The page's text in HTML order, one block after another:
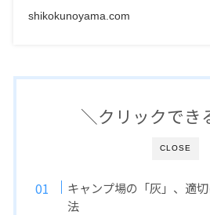
shikokunoyama.com
CLOSE
＼クリックでき
キャンプ場の「灰」、適
法